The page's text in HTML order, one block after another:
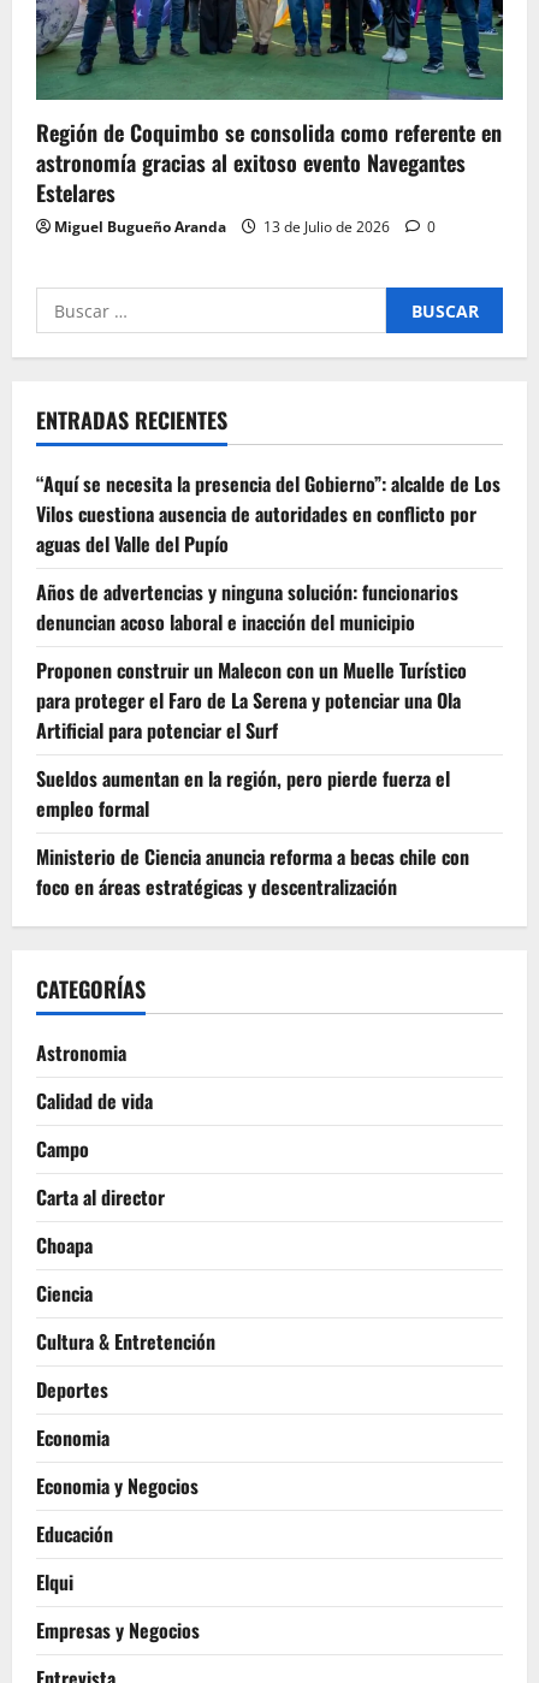
Región de Coquimbo se consolida como referente en
astronomía gracias al exitoso evento Navegantes
Estelares
Miguel Bugueño Aranda 13 de Julio de 2026 0
Buscar
por:
ENTRADAS RECIENTES
“Aquí se necesita la presencia del Gobierno”: alcalde de Los
Vilos cuestiona ausencia de autoridades en conflicto por
aguas del Valle del Pupío
Años de advertencias y ninguna solución: funcionarios
denuncian acoso laboral e inacción del municipio
Proponen construir un Malecon con un Muelle Turístico
para proteger el Faro de La Serena y potenciar una Ola
Artificial para potenciar el Surf
Sueldos aumentan en la región, pero pierde fuerza el
empleo formal
Ministerio de Ciencia anuncia reforma a becas chile con
foco en áreas estratégicas y descentralización
CATEGORÍAS
Astronomia
Calidad de vida
Campo
Carta al director
Choapa
Ciencia
Cultura & Entretención
Deportes
Economia
Economia y Negocios
Educación
Elqui
Empresas y Negocios